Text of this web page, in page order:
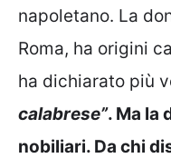
napoletano. La
Roma, ha origini
ha dichiarato più
calabrese”. Ma la
nobiliari. Da chi